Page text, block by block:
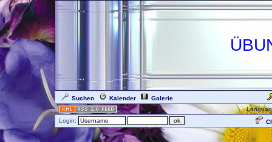
Suchen Kalender
Galerie
Login: